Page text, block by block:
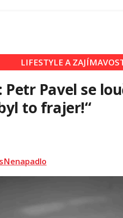
LIFESTYLE A
Pavel se
to frajer!“